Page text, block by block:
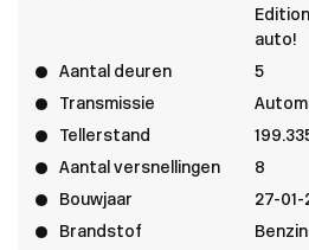
auto!
Aantal deuren
5
Transmissie
Tellerstand
Aantal versnellingen
8
Bouwjaar
27-01-
Brandstof